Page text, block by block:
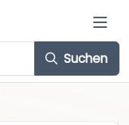
Suchen